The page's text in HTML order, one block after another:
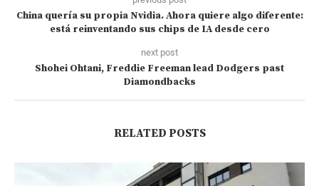
China quería su propia Nvidia. Ahora quiere algo diferente:
está reinventando sus chips de IA desde cero
next post
Shohei Ohtani, Freddie Freeman lead Dodgers past
Diamondbacks
RELATED POSTS